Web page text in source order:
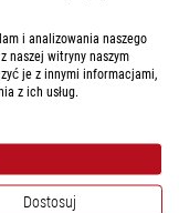
szkodliwe,
lub utylizacji
LR6)
manganowy
i analizowania naszego
naszej witryny naszym
je z innymi informacjami,
z ich usług.
Dostosuj